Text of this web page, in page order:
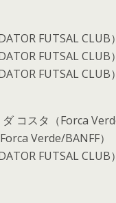
FUTSAL CLUB）
FUTSAL CLUB）
FUTSAL CLUB）
コスタ（Forca
Verde/BANFF）
FUTSAL CLUB）